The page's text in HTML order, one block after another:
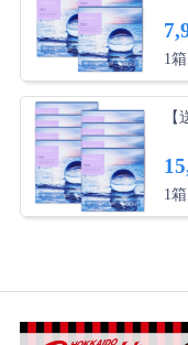
レンズはかなり分
出来上がっている
なしです。
an さん
継続決定！
ワンデーアキュビ
が高いのもあり、
今後継続して使い
1
1